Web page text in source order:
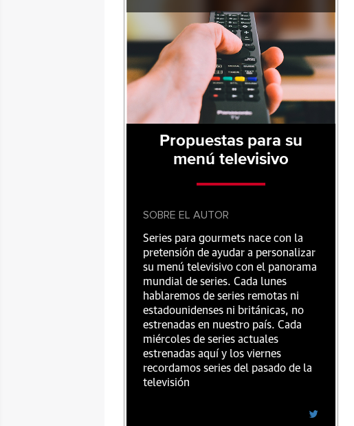
Propuestas para su
menú televisivo
SOBRE EL AUTOR
Series para gourmets nace con la
pretensión de ayudar a personalizar
su menú televisivo con el panorama
mundial de series. Cada lunes
hablaremos de series remotas ni
estadounidenses ni británicas, no
estrenadas en nuestro país. Cada
miércoles de series actuales
estrenadas aquí y los viernes
recordamos series del pasado de la
televisión